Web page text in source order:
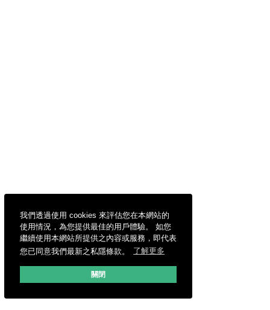
我們透過使用 cookies 來評估您在本網站的
使用情況，為您提供最佳的用戶體驗。 如您
繼續使用本網站所提供之內容或服務，即代表
您已同意我們最新之私隱條款。
了解更多
關閉